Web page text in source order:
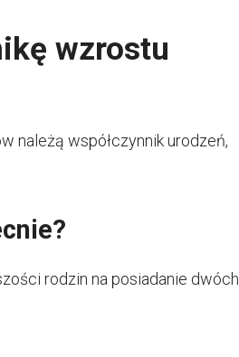
wzrostu
należą współczynnik urodzeń,
rodzin na posiadanie dwóch